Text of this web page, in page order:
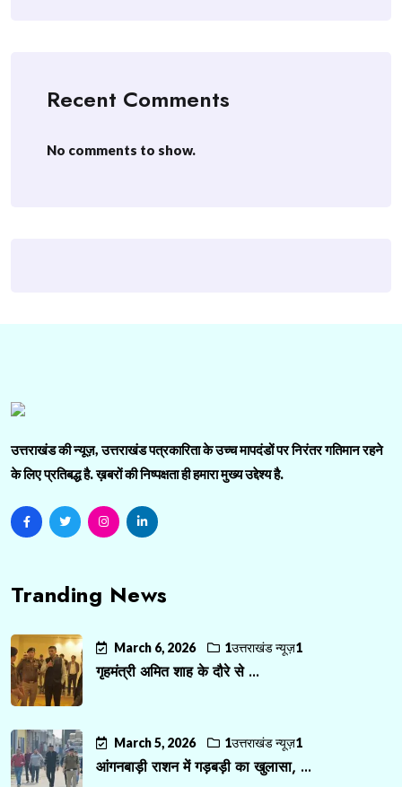
Recent Comments
No comments to show.
उत्तराखंड की न्यूज़, उत्तराखंड पत्रकारिता के उच्च मापदंडों पर निरंतर गतिमान रहने
के लिए प्रतिबद्ध है. ख़बरों की निष्पक्षता ही हमारा मुख्य उद्देश्य है.
Tranding News
March 6, 2026 1उत्तराखंड न्यूज़1
गृहमंत्री अमित शाह के दौरे से ...
March 5, 2026 1उत्तराखंड न्यूज़1
आंगनबाड़ी राशन में गड़बड़ी का खुलासा, ...